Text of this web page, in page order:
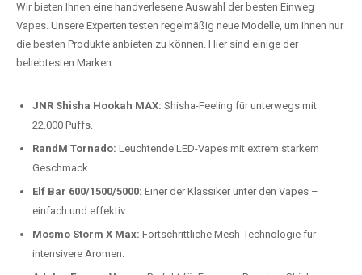
Wir bieten Ihnen eine handverlesene Auswahl der besten Einweg
Vapes. Unsere Experten testen regelmäßig neue Modelle, um Ihnen nur
die besten Produkte anbieten zu können. Hier sind einige der
beliebtesten Marken:
JNR Shisha Hookah MAX: Shisha-Feeling für unterwegs mit
22.000 Puffs.
RandM Tornado: Leuchtende LED-Vapes mit extrem starkem
Geschmack.
Elf Bar 600/1500/5000: Einer der Klassiker unter den Vapes –
einfach und effektiv.
Mosmo Storm X Max: Fortschrittliche Mesh-Technologie für
intensivere Aromen.